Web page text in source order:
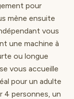
pour
mène ensuite
vous
une machine à
ou longue
vous accueille
pour un adulte
4 personnes, un